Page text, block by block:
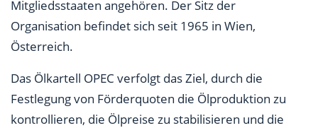
Mitgliedsstaaten angehören. Der Sitz der
Organisation befindet sich seit 1965 in Wien,
Österreich.
Das Ölkartell OPEC verfolgt das Ziel, durch die
Festlegung von Förderquoten die Ölproduktion zu
kontrollieren, die Ölpreise zu stabilisieren und die